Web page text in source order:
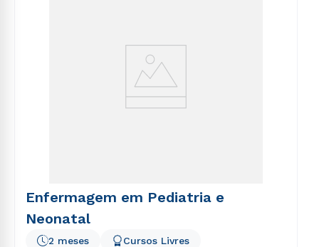
Enfermagem em Pediatria e
Neonatal
2 meses Cursos Livres